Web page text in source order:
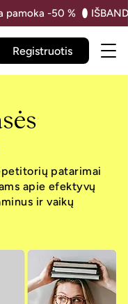
Registruotis
pamoka -50 %
patarimai
apie efektyvų
ir vaikų